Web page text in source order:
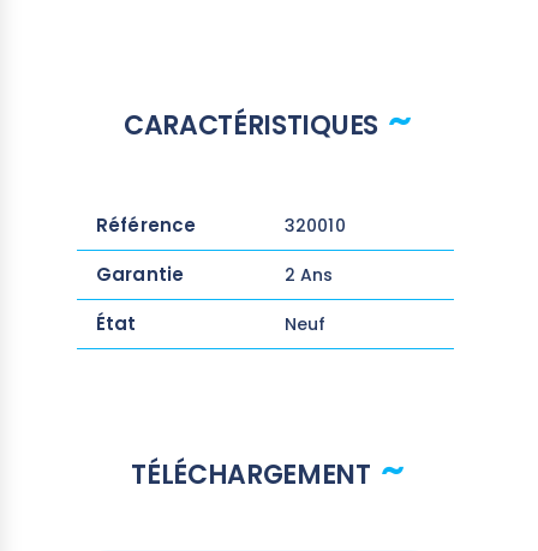
CARACTÉRISTIQUES
Référence 320010
Garantie 2 Ans
État Neuf
TÉLÉCHARGEMENT